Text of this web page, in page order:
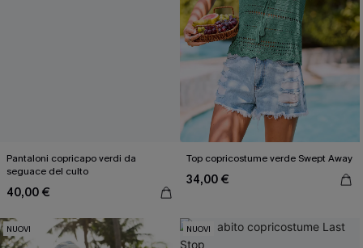
Pantaloni copricapo verdi da
seguace del culto
40,00 €
Top copricostume verde Swept Away
34,00 €
NUOVI NUOVI